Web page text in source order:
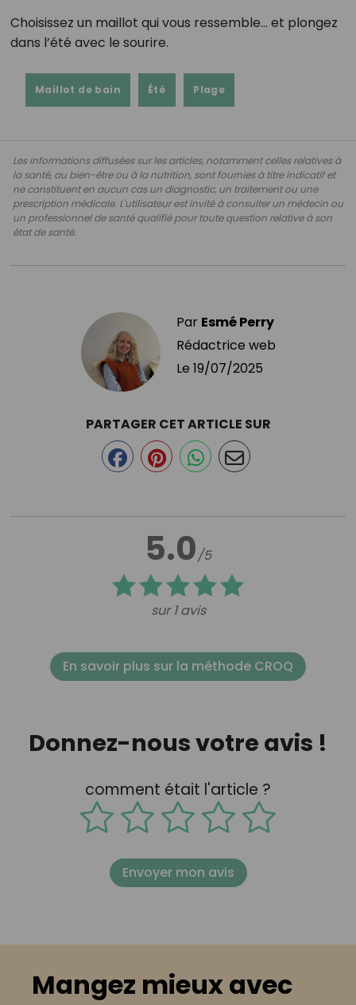
Choisissez un maillot qui vous ressemble… et plongez
dans l’été avec le sourire.
Maillot de bain Été Plage
Les informations diffusées sur les articles, notamment celles relatives à
la santé, au bien-être ou à la nutrition, sont fournies à titre indicatif et
ne constituent en aucun cas un diagnostic, un traitement ou une
prescription médicale. L'utilisateur est invité à consulter un médecin ou
un professionnel de santé qualifié pour toute question relative à son
état de santé.
Par Esmé Perry
Rédactrice web
Le 19/07/2025
5.0/5
sur 1 avis
PARTAGER CET ARTICLE SUR
En savoir plus sur la méthode CROQ
Donnez-nous votre avis !
comment était l'article ?
Envoyer mon avis
Mangez mieux avec